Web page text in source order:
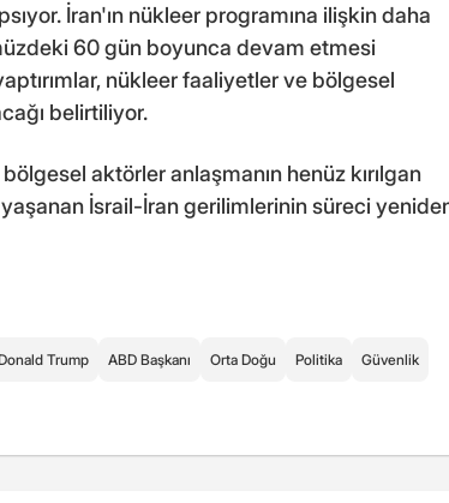
İran'ın nükleer programına ilişkin daha
60 gün boyunca devam etmesi
nükleer faaliyetler ve bölgesel
belirtiliyor.
aktörler anlaşmanın henüz kırılgan
İsrail-İran gerilimlerinin süreci
Trump ABD Başkanı Orta Doğu Politika Güvenlik